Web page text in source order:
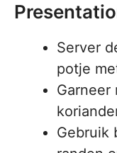
Server
potje
Garneer
Gebruik